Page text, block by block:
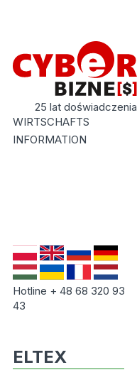
25 lat doświadczenia
WIRTSCHAFTS
INFORMATION
Hotline + 48 68 320 93
43
ELTEX